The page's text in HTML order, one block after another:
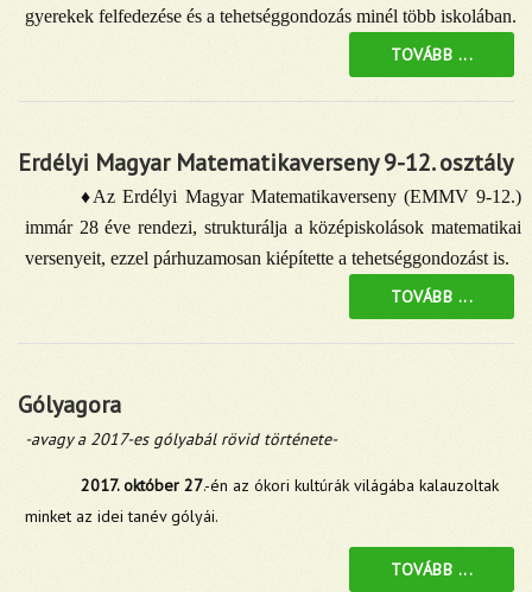
gyerekek felfedezése és a tehetséggondozás minél több iskolában.
TOVÁBB ...
Erdélyi Magyar Matematikaverseny 9-12. osztály
♦Az Erdélyi Magyar Matematikaverseny (EMMV 9-12.)
immár 28 éve rendezi, strukturálja a középiskolások matematikai
versenyeit, ezzel párhuzamosan kiépítette a tehetséggondozást is.
TOVÁBB ...
Gólyagora
-avagy a 2017-es gólyabál rövid története-
2017. október 27.-én az ókori kultúrák világába kalauzoltak
minket az idei tanév gólyái.
TOVÁBB ...